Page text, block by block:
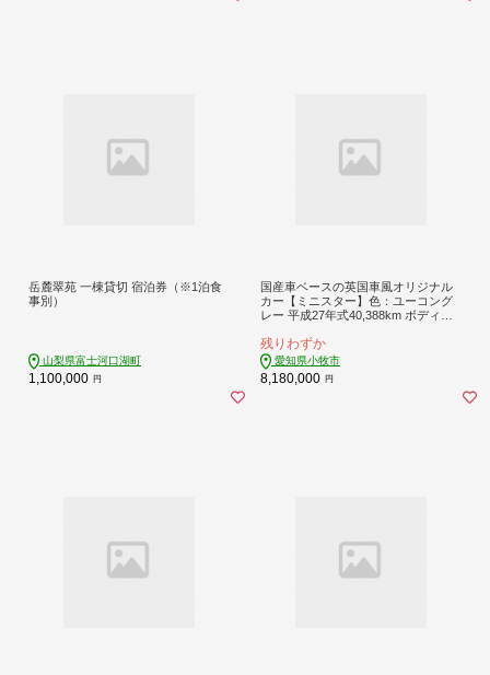
岳麓翠苑 一棟貸切 宿泊券（※1泊食
事別）
山梨県富士河口湖町
1,100,000 円
国産車ベースの英国車風オリジナル
カー【ミニスター】色：ユーコング
レー 平成27年式40,388km ボディコ
ト カスタムカー レトロ風 自動車 か
わいい 車 ［162I21］
残りわずか
愛知県小牧市
8,180,000 円